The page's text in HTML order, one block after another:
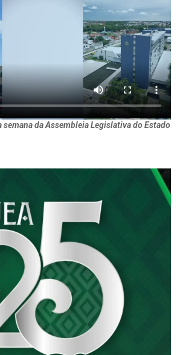
semana da Assembleia Legislativa do Estado